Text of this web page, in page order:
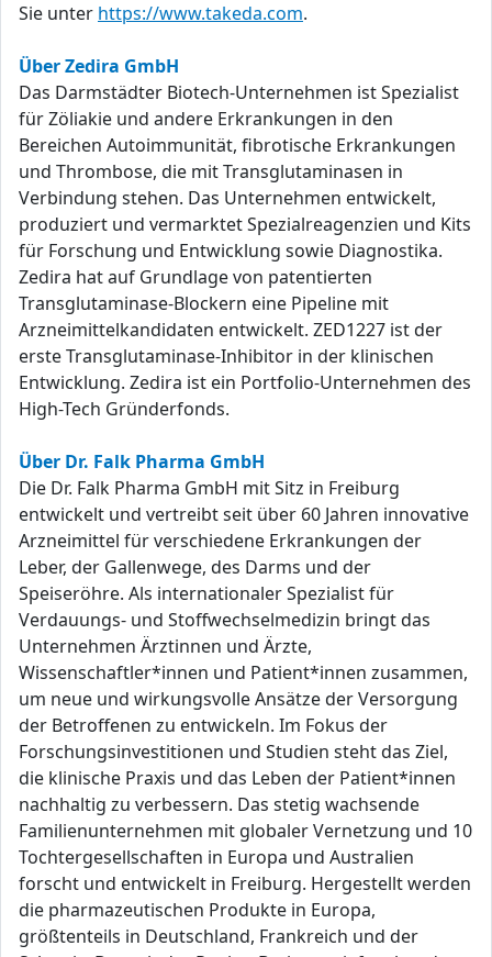
Sie unter https://www.takeda.com.
Über Zedira GmbH
Das Darmstädter Biotech-Unternehmen ist Spezialist
für Zöliakie und andere Erkrankungen in den
Bereichen Autoimmunität, fibrotische Erkrankungen
und Thrombose, die mit Transglutaminasen in
Verbindung stehen. Das Unternehmen entwickelt,
produziert und vermarktet Spezialreagenzien und Kits
für Forschung und Entwicklung sowie Diagnostika.
Zedira hat auf Grundlage von patentierten
Transglutaminase-Blockern eine Pipeline mit
Arzneimittelkandidaten entwickelt. ZED1227 ist der
erste Transglutaminase-Inhibitor in der klinischen
Entwicklung. Zedira ist ein Portfolio-Unternehmen des
High-Tech Gründerfonds.
Über Dr. Falk Pharma GmbH
Die Dr. Falk Pharma GmbH mit Sitz in Freiburg
entwickelt und vertreibt seit über 60 Jahren innovative
Arzneimittel für verschiedene Erkrankungen der
Leber, der Gallenwege, des Darms und der
Speiseröhre. Als internationaler Spezialist für
Verdauungs- und Stoffwechselmedizin bringt das
Unternehmen Ärztinnen und Ärzte,
Wissenschaftler*innen und Patient*innen zusammen,
um neue und wirkungsvolle Ansätze der Versorgung
der Betroffenen zu entwickeln. Im Fokus der
Forschungsinvestitionen und Studien steht das Ziel,
die klinische Praxis und das Leben der Patient*innen
nachhaltig zu verbessern. Das stetig wachsende
Familienunternehmen mit globaler Vernetzung und 10
Tochtergesellschaften in Europa und Australien
forscht und entwickelt in Freiburg. Hergestellt werden
die pharmazeutischen Produkte in Europa,
größtenteils in Deutschland, Frankreich und der